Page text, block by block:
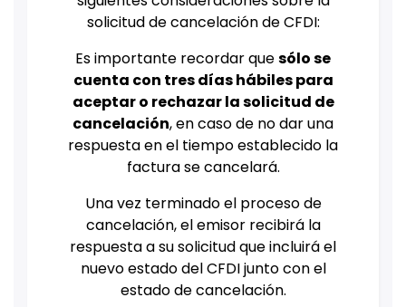
solicitud de cancelación de CFDI:
Es importante recordar quesólo se
cuenta con tres días hábiles para
aceptar o rechazar la solicitud de
cancelación, en caso de no dar una
respuesta en el tiempo establecido la
factura se cancelará.
Una vez terminado el proceso de
cancelación, el emisor recibirá la
respuesta a su solicitud que incluirá el
nuevo estado del CFDI junto con el
estado de cancelación.